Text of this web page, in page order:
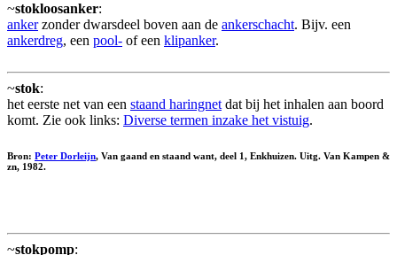
~stokloosanker:
ankerzonder dwarsdeel boven aan de ankerschacht. Bijv. een
ankerdreg, een pool- of een klipanker.
~stok:
het eerste net van een staand haringnet dat bij het inhalen aan boord
komt. Zie ook links: Diverse termen inzake het vistuig.
Bron: Peter Dorleijn, Van gaand en staand want, deel 1, Enkhuizen. Uitg. Van Kampen &
zn, 1982.
~stokpomp: